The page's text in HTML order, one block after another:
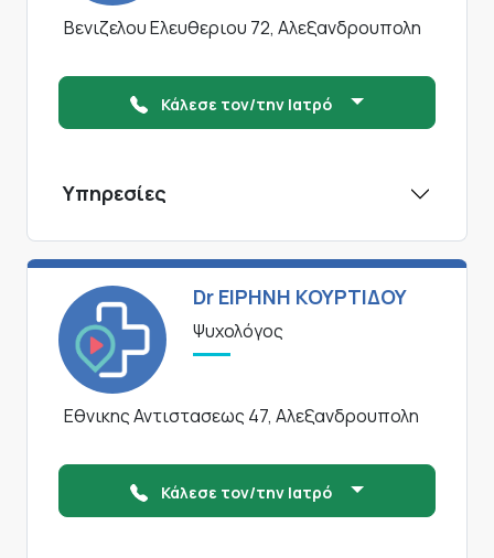
Βενιζελου Ελευθεριου 72, Αλεξανδρουπολη
Κάλεσε τον/την Ιατρό
Υπηρεσίες
Dr ΕΙΡΗΝΗ ΚΟΥΡΤΙΔΟΥ
Ψυχολόγος
Εθνικης Αντιστασεως 47, Αλεξανδρουπολη
Κάλεσε τον/την Ιατρό